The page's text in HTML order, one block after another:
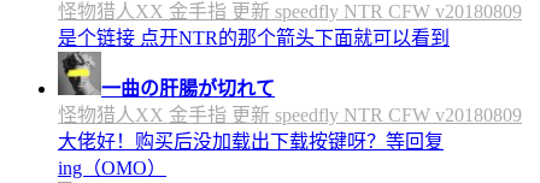
怪物猎人XX 金手指 更新 speedfly NTR CFW v20180809
是个链接 点开NTR的那个箭头下面就可以看到
一曲の肝腸が切れて
怪物猎人XX 金手指 更新 speedfly NTR CFW v20180809
大佬好！购买后没加载出下载按键呀？等回复
ing（OMO）